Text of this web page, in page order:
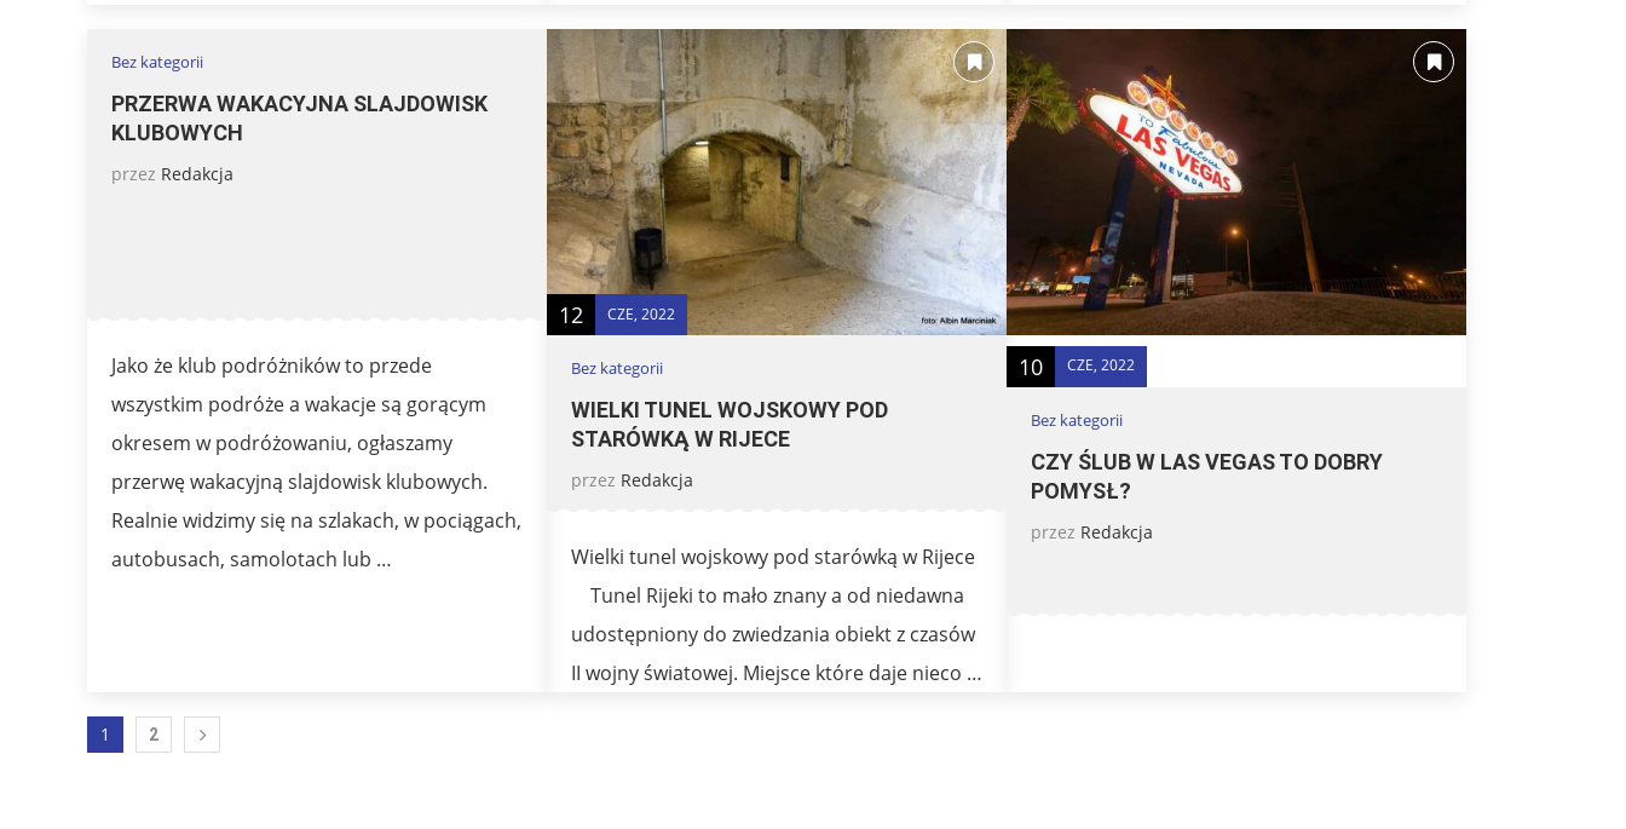
Bez kategorii
PRZERWA WAKACYJNA SLAJDOWISK
KLUBOWYCH
przez Redakcja
Jako że klub podróżników to przede
wszystkim podróże a wakacje są gorącym
okresem w podróżowaniu, ogłaszamy
przerwę wakacyjną slajdowisk klubowych.
Realnie widzimy się na szlakach, w pociągach,
autobusach, samolotach lub …
12 CZE, 2022
Bez kategorii
WIELKI TUNEL WOJSKOWY POD
STARÓWKĄ W RIJECE
przez Redakcja
Wielki tunel wojskowy pod starówką w Rijece
Tunel Rijeki to mało znany a od niedawna
udostępniony do zwiedzania obiekt z czasów
II wojny światowej. Miejsce które daje nieco …
10 CZE, 2022
Bez kategorii
CZY ŚLUB W LAS VEGAS TO DOBRY
POMYSŁ?
przez Redakcja
1 2